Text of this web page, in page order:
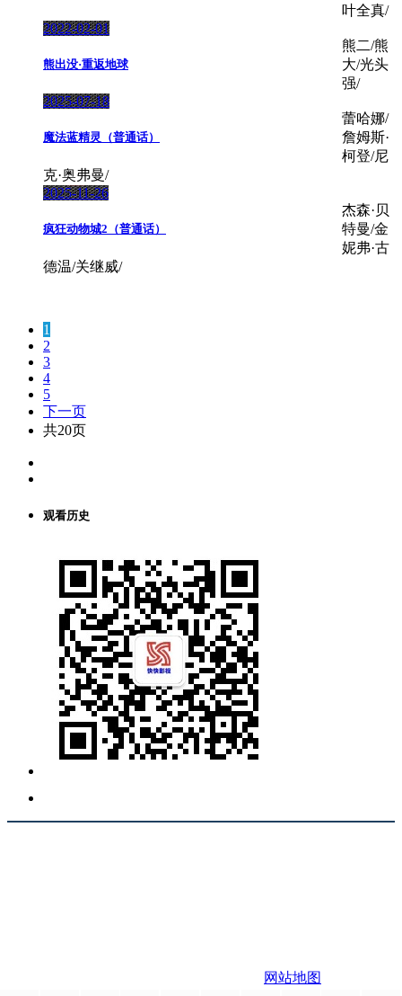
叶全真/
2022-02-01
熊出没·重返地球
熊二/熊
大/光头
强/
2025-07-18
魔法蓝精灵（普通话）
蕾哈娜/
詹姆斯·
柯登/尼
克·奥弗曼/
2025-11-26
疯狂动物城2（普通话）
杰森·贝
特曼/金
妮弗·古
德温/关继威/
1
2
3
4
5
下一页
共20页
观看历史
网站地图